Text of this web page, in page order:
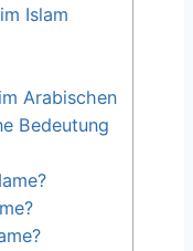
Islam
Arabischen
Bedeutung